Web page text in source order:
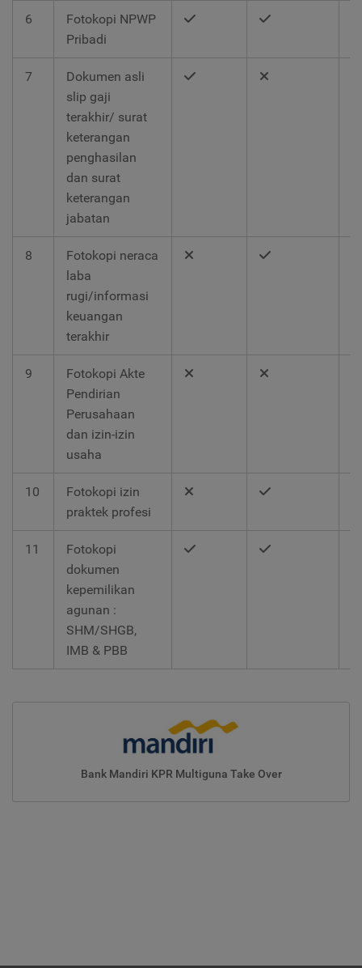
6
Fotokopi NPWP
Pribadi
7
Dokumen asli
slip gaji
terakhir/ surat
keterangan
penghasilan
dan surat
keterangan
jabatan
8
Fotokopi neraca
laba
rugi/informasi
keuangan
terakhir
9
Fotokopi Akte
Pendirian
Perusahaan
dan izin-izin
usaha
10
Fotokopi izin
praktek profesi
11
Fotokopi
dokumen
kepemilikan
agunan :
SHM/SHGB,
IMB & PBB
Bank Mandiri KPR Multiguna Take Over